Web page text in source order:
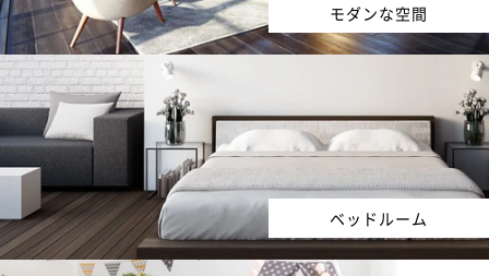
モダンな空間
ベッドルーム